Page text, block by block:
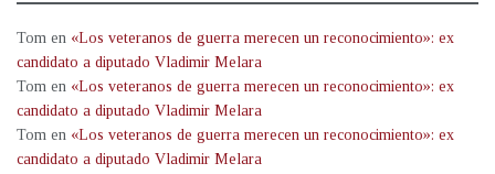
Tom en «Los veteranos de guerra merecen un reconocimiento»: ex
candidato a diputado Vladimir Melara
Tom en «Los veteranos de guerra merecen un reconocimiento»: ex
candidato a diputado Vladimir Melara
Tom en «Los veteranos de guerra merecen un reconocimiento»: ex
candidato a diputado Vladimir Melara